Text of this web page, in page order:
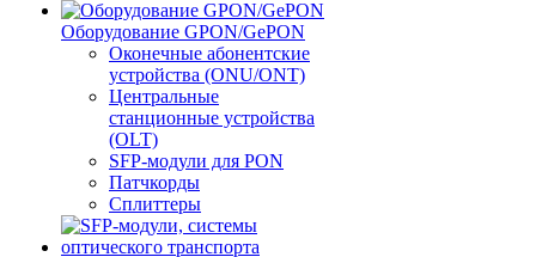
Оборудование GPON/GePON
Оконечные абонентские
устройства (ONU/ONT)
Центральные
станционные устройства
(OLT)
SFP-модули для PON
Патчкорды
Сплиттеры